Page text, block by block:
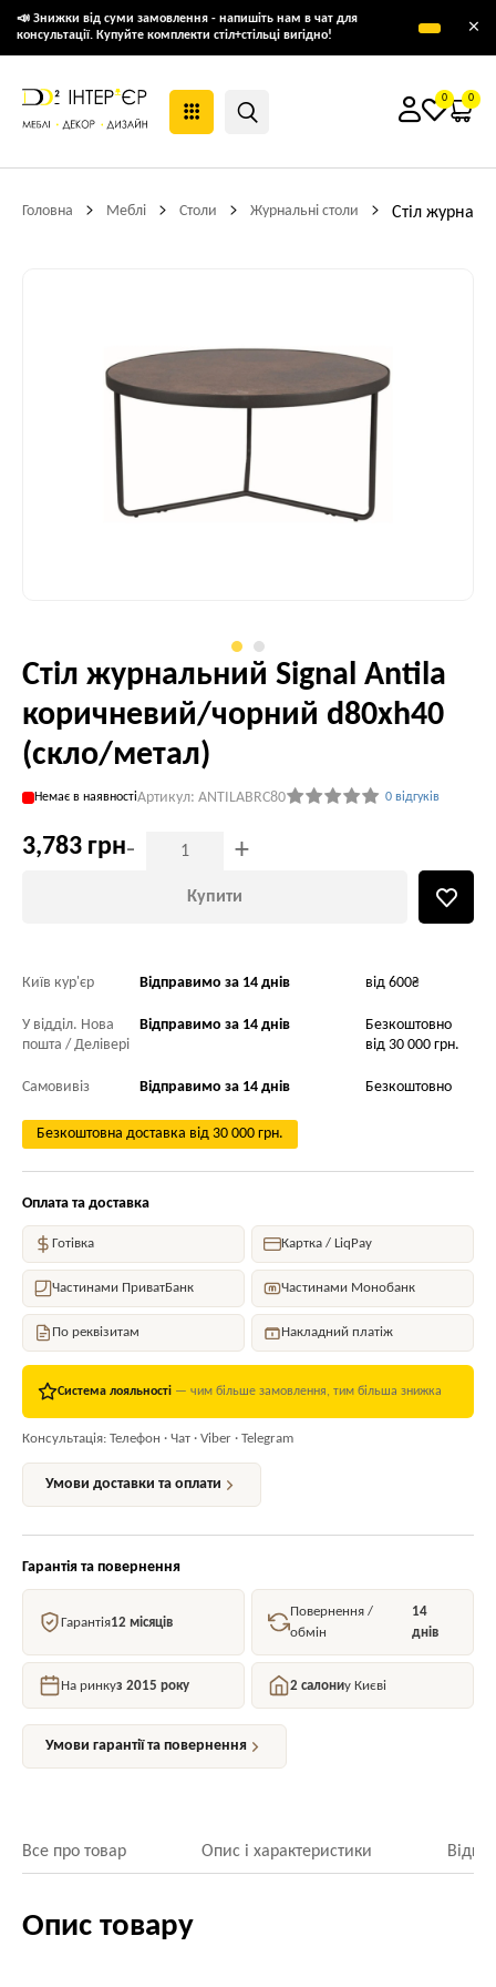
📣 Знижки від суми замовлення - напишіть нам в чат для
консультації. Купуйте комплекти стіл+стільці вигідно!
×
0 0
Головна Меблі Столи Журнальні столи Стіл
Стіл журнальний Signal Antila
коричневий/чорний d80хh40
(скло/метал)
Немає в наявностіАртикул: ANTILABRC80 0 відгуків
3,783 грн- +
Купити
Київ кур'єр Відправимо за 14 днів від 600₴
У відділ. Нова
пошта / Делівері
Відправимо за 14 днів
Безкоштовно
від 30 000 грн.
Самовивіз Відправимо за 14 днів Безкоштовно
Безкоштовна доставка від 30 000 грн.
Оплата та доставка
Готівка Картка / LiqPay
Частинами ПриватБанк Частинами Монобанк
По реквізитам Накладний платіж
Система лояльності — чим більше замовлення, тим більша знижка
Консультація: Телефон · Чат · Viber · Telegram
Умови доставки та оплати
Гарантія та повернення
Гарантія12 місяців
Повернення /
обмін
14
днів
На ринкуз 2015 року 2 салониу Києві
Умови гарантії та повернення
Все про товар Опис і характеристики
Опис товару